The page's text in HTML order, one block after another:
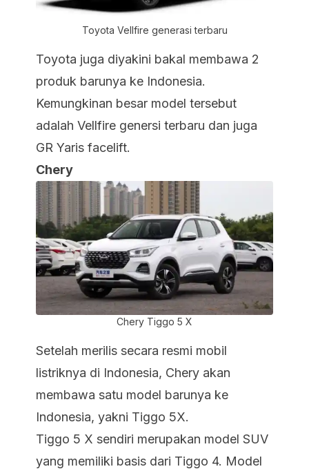
Toyota Vellfire generasi terbaru
Toyota juga diyakini bakal membawa 2
produk barunya ke Indonesia.
Kemungkinan besar model tersebut
adalah Vellfire genersi terbaru dan juga
GR Yaris facelift.
Chery
Chery Tiggo 5 X
Setelah merilis secara resmi mobil
listriknya di Indonesia, Chery akan
membawa satu model barunya ke
Indonesia, yakni Tiggo 5X.
Tiggo 5 X sendiri merupakan model SUV
yang memiliki basis dari Tiggo 4. Model